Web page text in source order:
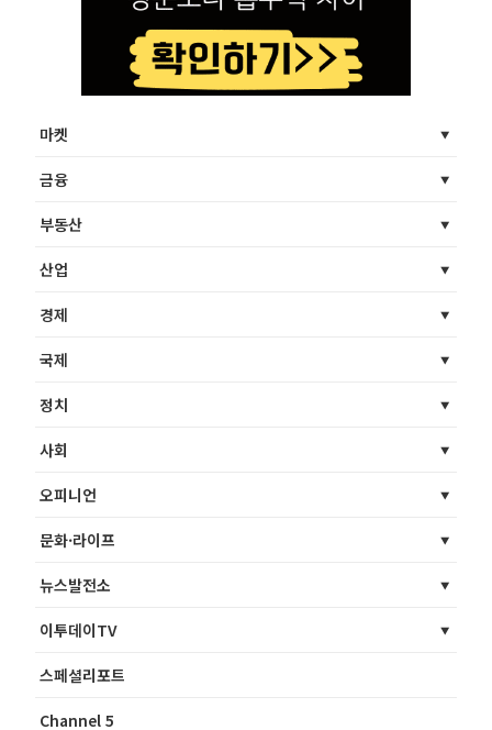
마켓
금융
부동산
산업
경제
국제
정치
사회
오피니언
문화·라이프
뉴스발전소
이투데이TV
스페셜리포트
Channel 5